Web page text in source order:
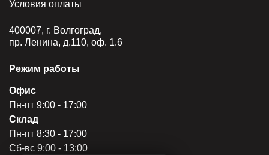
Условия оплаты
400007, г. Волгоград,
пр. Ленина, д.110, оф. 1.6
Режим работы
Офис
Пн-пт 9:00 - 17:00
Склад
Пн-пт 8:30 - 17:00
Сб-вс 9:00 - 13:00